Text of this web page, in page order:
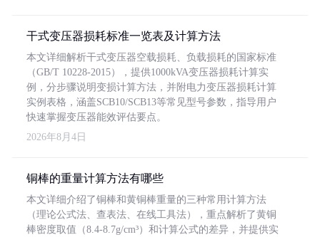
干式变压器损耗标准一览表及计算方法
本文详细解析干式变压器空载损耗、负载损耗的国家标准
（GB/T 10228-2015），提供1000kVA变压器损耗计算实
例，分步骤说明变损计算方法，并附电力变压器损耗计算
实例表格，涵盖SCB10/SCB13等常见型号参数，指导用户
快速掌握变压器能效评估要点。
2026年8月4日
铜棒的重量计算方法有哪些
本文详细介绍了铜棒和黄铜棒重量的三种常用计算方法
（理论公式法、查表法、在线工具法），重点解析了黄铜
棒密度取值（8.4-8.7g/cm³）和计算公式的差异，并提供实